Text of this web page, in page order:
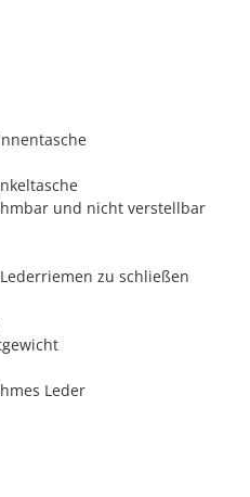
und nicht verstellbar
zu schließen
Leder